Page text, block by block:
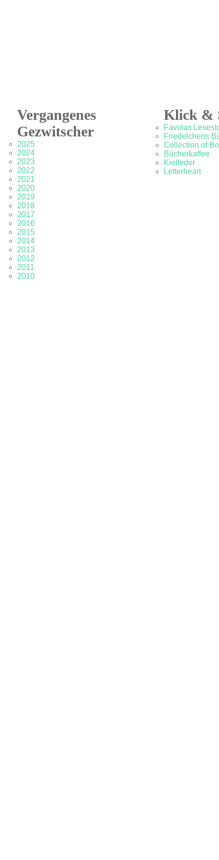
Vergangenes
Gezwitscher
2025
2024
2023
2022
2021
2020
2019
2018
2017
2016
2015
2014
2013
2012
2011
2010
Klick &
Favolas
Friedelchens
Collection of
Bücherkaffee
Kielfeder
Letterheart